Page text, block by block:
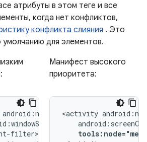
атрибуты в этом теге и все
когда нет конфликтов,
конфликта слияния . Это
умолчанию для элементов.
Манифест высокого
приоритета:
<activity